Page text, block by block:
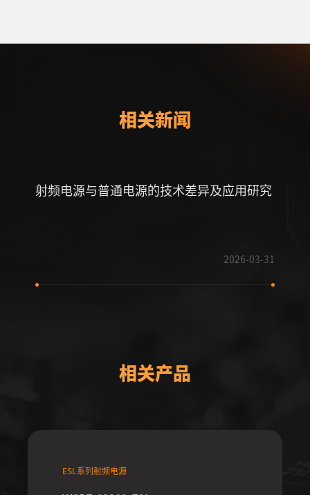
相关新闻
射频电源与普通电源的技术差异及应用研究
2026-03-31
相关产品
ESL系列射频电源